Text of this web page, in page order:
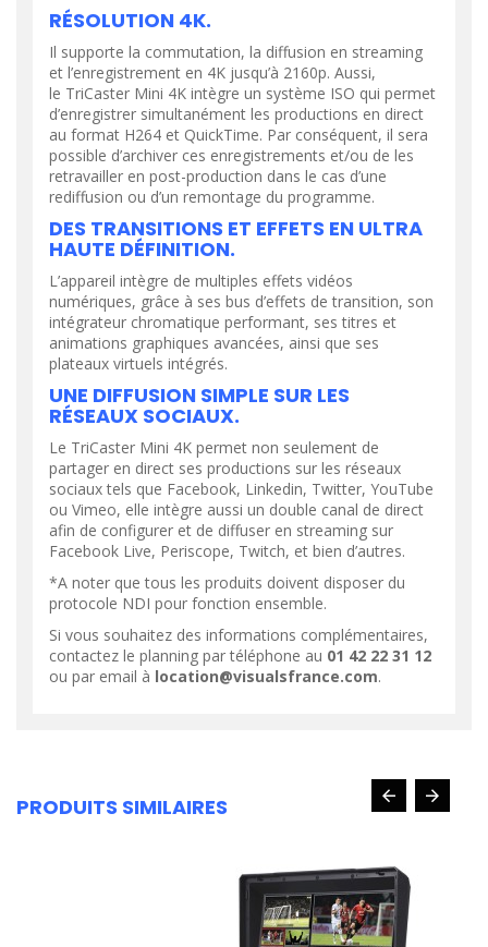
RÉSOLUTION 4K.
Il supporte la commutation, la diffusion en streaming
et l’enregistrement en 4K jusqu’à 2160p. Aussi,
le TriCaster Mini 4K intègre un système ISO qui permet
d’enregistrer simultanément les productions en direct
au format H264 et QuickTime. Par conséquent, il sera
possible d’archiver ces enregistrements et/ou de les
retravailler en post-production dans le cas d’une
rediffusion ou d’un remontage du programme.
DES TRANSITIONS ET EFFETS EN ULTRA
HAUTE DÉFINITION.
L’appareil intègre de multiples effets vidéos
numériques, grâce à ses bus d’effets de transition, son
intégrateur chromatique performant, ses titres et
animations graphiques avancées, ainsi que ses
plateaux virtuels intégrés.
UNE DIFFUSION SIMPLE SUR LES
RÉSEAUX SOCIAUX.
Le TriCaster Mini 4K permet non seulement de
partager en direct ses productions sur les réseaux
sociaux tels que Facebook, Linkedin, Twitter, YouTube
ou Vimeo, elle intègre aussi un double canal de direct
afin de configurer et de diffuser en streaming sur
Facebook Live, Periscope, Twitch, et bien d’autres.
*A noter que tous les produits doivent disposer du
protocole NDI pour fonction ensemble.
Si vous souhaitez des informations complémentaires,
contactez le planning par téléphone au 01 42 22 31 12
ou par email à location@visualsfrance.com.
PRODUITS SIMILAIRES